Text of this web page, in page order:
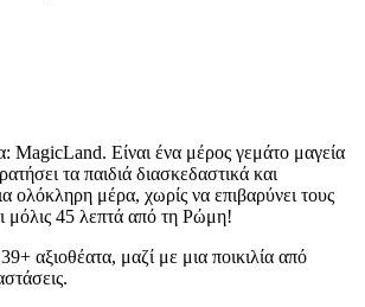
MagicLand. Είναι ένα μέρος γεμάτο μαγεία
τα παιδιά διασκεδαστικά και
ολόκληρη μέρα, χωρίς να επιβαρύνει τους
μόλις 45 λεπτά από τη Ρώμη!
αξιοθέατα, μαζί με μια ποικιλία από